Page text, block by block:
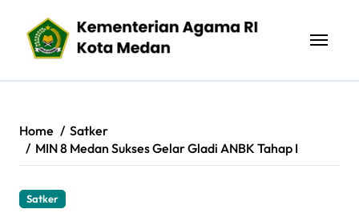
content
Home
Satker
MIN 8 Medan Sukses Gelar Gladi ANBK Tahap I
Satker